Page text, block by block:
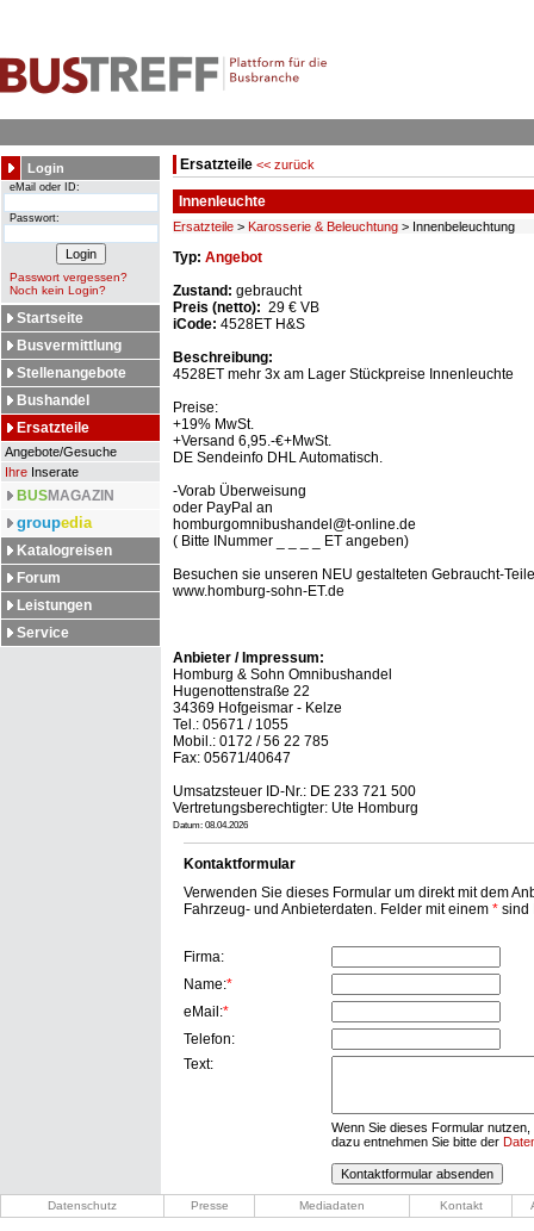
Login
eMail oder ID:
Passwort:
Passwort vergessen?
Noch kein Login?
Startseite
Busvermittlung
Stellenangebote
Bushandel
Ersatzteile
Angebote/Gesuche
Ihre Inserate
BUSMAGAZIN
groupedia
Katalogreisen
Forum
Leistungen
Service
Ersatzteile << zurück
Innenleuchte
Ersatzteile > Karosserie & Beleuchtung > Innenbeleuchtung
Typ: Angebot
Zustand: gebraucht
Preis (netto): 29 € VB
iCode: 4528ET H&S
Beschreibung:
4528ET mehr 3x am Lager Stückpreise Innenleuchte
Preise:
+19% MwSt.
+Versand 6,95.-€+MwSt.
DE Sendeinfo DHL Automatisch.
-Vorab Überweisung
oder PayPal an
homburgomnibushandel@t-online.de
( Bitte INummer _ _ _ _ ET angeben)
Besuchen sie unseren NEU gestalteten Gebraucht-
www.homburg-sohn-ET.de
Anbieter / Impressum:
Homburg & Sohn Omnibushandel
Hugenottenstraße 22
34369 Hofgeismar - Kelze
Tel.: 05671 / 1055
Mobil.: 0172 / 56 22 785
Fax: 05671/40647
Umsatzsteuer ID-Nr.: DE 233 721 500
Vertretungsberechtigter: Ute Homburg
Datum: 08.04.2026
Kontaktformular
Verwenden Sie dieses Formular um direkt mit dem
Fahrzeug- und Anbieterdaten. Felder mit einem *sind
Firma:
Name:*
eMail:*
Telefon:
Text:
Wenn Sie dieses Formular
dazu entnehmen Sie bitte der
Datenschutz Presse Mediadaten Kontakt